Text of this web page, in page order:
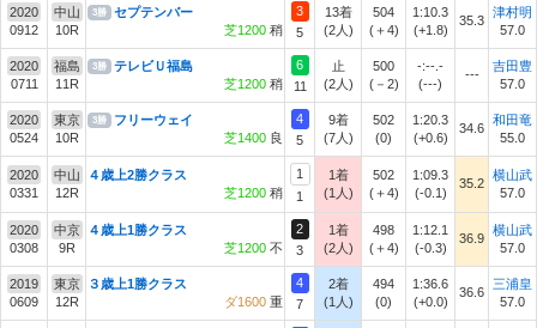
2020
0912
中山
10R
3勝
セプテンバー
芝1200 稍
3
5
13着
(2人)
504
(＋4)
1:10.3
(+1.8)
35.3
津村明
57.0
2020
0711
福島
11R
3勝
テレビＵ福島
芝1200 稍
6
11
止
(2人)
500
(－2)
-:--.-
(---)
---
吉田豊
57.0
2020
0524
東京
10R
3勝
フリーウェイ
芝1400 良
4
5
9着
(7人)
502
(0)
1:20.3
(+0.6)
34.6
和田竜
55.0
2020
0331
中山
12R
４歳上2勝クラス
芝1200 稍
1
1
1着
(1人)
502
(＋4)
1:09.3
(-0.1)
35.2
横山武
57.0
2020
0308
中京
9R
４歳上1勝クラス
芝1200 不
2
3
1着
(2人)
498
(＋4)
1:12.1
(-0.3)
36.9
横山武
57.0
2019
0609
東京
12R
３歳上1勝クラス
ダ1600 重
4
7
2着
(1人)
494
(0)
1:36.6
(+0.0)
36.6
三浦皇
57.0